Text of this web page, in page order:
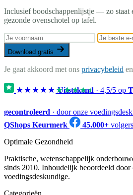
Inclusief boodschappenlijstje — zo staat
gezonde ovenschotel op tafel.
Download gratis
Je gaat akkoord met ons privacybeleid
★★★★★★★★★★
Uitstekend · 4,5/5 op
gecontroleerd · door onze
QShops Keurmerk
45.000+
Optimale Gezondheid
Praktische, wetenschappelijk
sinds 2010. Inhoudelijk beoordeeld door
voedingsdeskundige.